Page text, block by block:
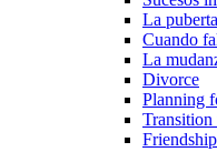
La
Cuando
La
Divorce
Planning